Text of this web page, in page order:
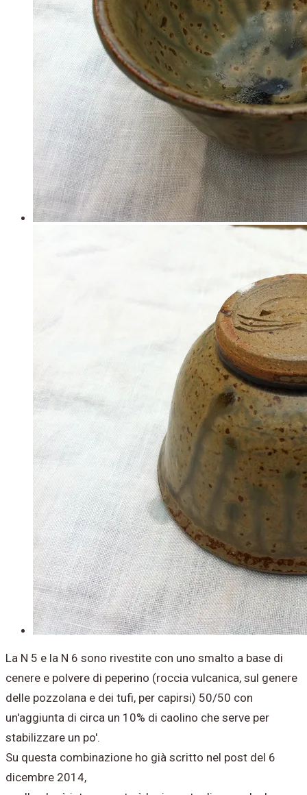
La N 5 e la N 6 sono rivestite con uno smalto a base di
cenere e polvere di peperino (roccia vulcanica, sul genere
delle pozzolana e dei tufi, per capirsi) 50/50 con
un'aggiunta di circa un 10% di caolino che serve per
stabilizzare un po'.
Su questa combinazione ho già scritto nel post del 6
dicembre 2014,